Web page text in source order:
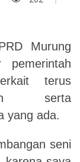
Murung
pemerintah
terus
serta
yang ada.
seni